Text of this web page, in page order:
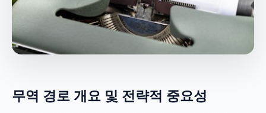
무역 경로 개요 및 전략적 중요성